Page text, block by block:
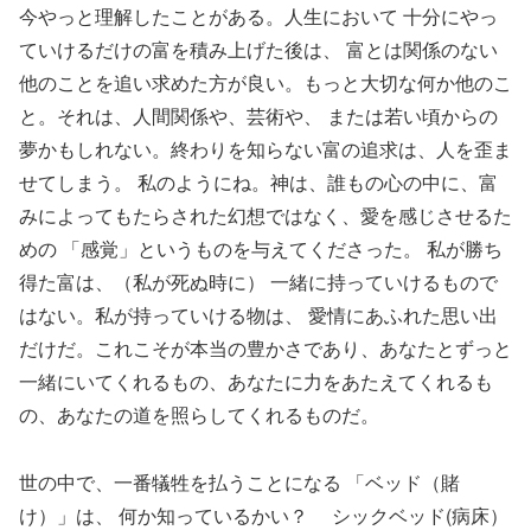
今やっと理解したことがある。人生において 十分にやっ
ていけるだけの富を積み上げた後は、 富とは関係のない
他のことを追い求めた方が良い。もっと大切な何か他のこ
と。それは、人間関係や、芸術や、 または若い頃からの
夢かもしれない。終わりを知らない富の追求は、人を歪ま
せてしまう。 私のようにね。神は、誰もの心の中に、富
みによってもたらされた幻想ではなく、愛を感じさせるた
めの 「感覚」というものを与えてくださった。 私が勝ち
得た富は、（私が死ぬ時に） 一緒に持っていけるもので
はない。私が持っていける物は、 愛情にあふれた思い出
だけだ。これこそが本当の豊かさであり、あなたとずっと
一緒にいてくれるもの、あなたに力をあたえてくれるも
の、あなたの道を照らしてくれるものだ。
世の中で、一番犠牲を払うことになる 「ベッド（賭
け）」は、 何か知っているかい？ シックベッド(病床）